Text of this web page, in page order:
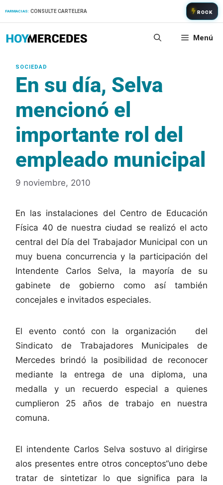
FARMACIAS: CONSULTE CARTELERA ROCK
Menú
En su día, Selva
mencionó el
importante rol del
empleado municipal
9 noviembre, 2010
En las instalaciones del Centro de Educación
Física 40 de nuestra ciudad se realizó el acto
central del Día del Trabajador Municipal con un
muy buena concurrencia y la participación del
Intendente Carlos Selva, la mayoría de su
gabinete de gobierno como así también
concejales e invitados especiales.
El evento contó con la organización del
Sindicato de Trabajadores Municipales de
Mercedes brindó la posibilidad de reconocer
mediante la entrega de una diploma, una
medalla y un recuerdo especial a quienes
cumplieron 25 años de trabajo en nuestra
comuna.
El intendente Carlos Selva sostuvo al dirigirse
alos presentes entre otros conceptos“uno debe
tratar de sintetizar lo que significa para la